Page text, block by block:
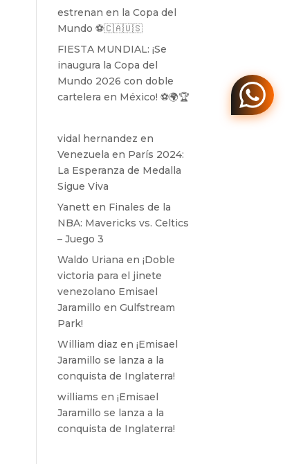
estrenan en la Copa del
Mundo ⚽️🇨🇦🇺🇸
FIESTA MUNDIAL: ¡Se
inaugura la Copa del
Mundo 2026 con doble
cartelera en México! ⚽️🌍🏆
vidal hernandez en
Venezuela en París 2024:
La Esperanza de Medalla
Sigue Viva
Yanett en Finales de la
NBA: Mavericks vs. Celtics
– Juego 3
Waldo Uriana en¡Doble
victoria para el jinete
venezolano Emisael
Jaramillo en Gulfstream
Park!
William diaz en¡Emisael
Jaramillo se lanza a la
conquista de Inglaterra!
williams en¡Emisael
Jaramillo se lanza a la
conquista de Inglaterra!